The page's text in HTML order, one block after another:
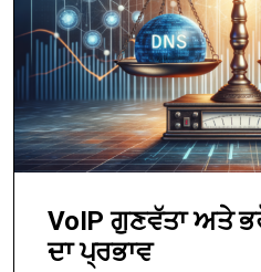
VoIP ਗੁਣਵੱਤਾ ਅਤੇ
ਦਾ ਪ੍ਰਭਾਵ